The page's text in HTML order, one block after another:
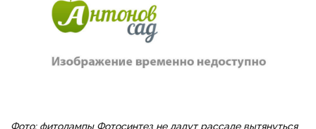
Фото: фитолампы Фотосинтез не дадут рассаде вытянуться